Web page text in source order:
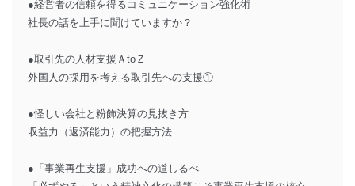
●経営者の信頼を得るコミュニケーション強化術
社長の話を上手に聞けていますか？
●取引先の人材支援ＡtoＺ
外国人の採用を考える取引先への支援①
●怪しい会社と粉飾決算の見抜き方
収益力（返済能力）の把握方法
●「事業再生支援」成功への道しるべ